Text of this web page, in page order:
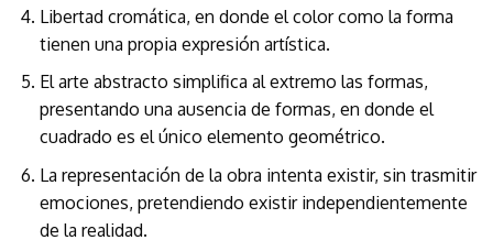
Libertad cromática, en donde el color como la forma
tienen una propia expresión artística.
El arte abstracto simplifica al extremo las formas,
presentando una ausencia de formas, en donde el
cuadrado es el único elemento geométrico.
La representación de la obra intenta existir, sin trasmitir
emociones, pretendiendo existir independientemente
de la realidad.